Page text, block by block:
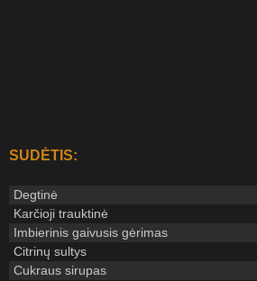
SUDĖTIS:
Degtinė
Karčioji trauktinė
Imbierinis gaivusis gėrimas
Citrinų sultys
Cukraus sirupas